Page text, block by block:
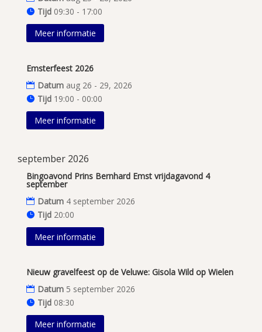
Tijd 09:30 - 17:00
Meer informatie
Emsterfeest 2026
Datum aug 26 - 29, 2026
Tijd 19:00 - 00:00
Meer informatie
september 2026
Bingoavond Prins Bernhard Emst vrijdagavond 4
september
Datum 4 september 2026
Tijd 20:00
Meer informatie
Nieuw gravelfeest op de Veluwe: Gisola Wild op Wielen
Datum 5 september 2026
Tijd 08:30
Meer informatie